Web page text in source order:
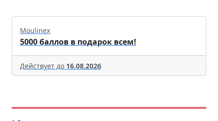
Moulinex
5000 баллов в подарок всем!
Действует до 16.08.2026